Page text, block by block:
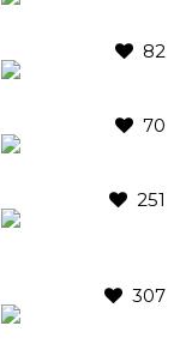
82
70
251
307